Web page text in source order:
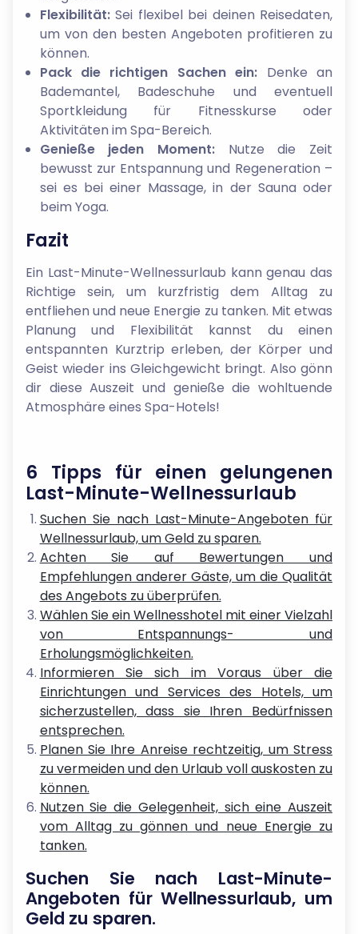
Flexibilität:Sei flexibel bei deinen Reisedaten,
um von den besten Angeboten profitieren zu
können.
Pack die richtigen Sachen ein: Denke an
Bademantel, Badeschuhe und eventuell
Sportkleidung für Fitnesskurse oder
Aktivitäten im Spa-Bereich.
Genieße jeden Moment:Nutze die Zeit
bewusst zur Entspannung und Regeneration –
sei es bei einer Massage, in der Sauna oder
beim Yoga.
Fazit
Ein Last-Minute-Wellnessurlaub kann genau das
Richtige sein, um kurzfristig dem Alltag zu
entfliehen und neue Energie zu tanken. Mit etwas
Planung und Flexibilität kannst du einen
entspannten Kurztrip erleben, der Körper und
Geist wieder ins Gleichgewicht bringt. Also gönn
dir diese Auszeit und genieße die wohltuende
Atmosphäre eines Spa-Hotels!
6 Tipps für einen gelungenen
Last-Minute-Wellnessurlaub
Suchen Sie nach Last-Minute-Angeboten für
Wellnessurlaub, um Geld zu sparen.
Achten Sie auf Bewertungen und
Empfehlungen anderer Gäste, um die Qualität
des Angebots zu überprüfen.
Wählen Sie ein Wellnesshotel mit einer Vielzahl
von Entspannungs- und
Erholungsmöglichkeiten.
Informieren Sie sich im Voraus über die
Einrichtungen und Services des Hotels, um
sicherzustellen, dass sie Ihren Bedürfnissen
entsprechen.
Planen Sie Ihre Anreise rechtzeitig, um Stress
zu vermeiden und den Urlaub voll auskosten zu
können.
Nutzen Sie die Gelegenheit, sich eine Auszeit
vom Alltag zu gönnen und neue Energie zu
tanken.
Suchen Sie nach Last-Minute-
Angeboten für Wellnessurlaub, um
Geld zu sparen.